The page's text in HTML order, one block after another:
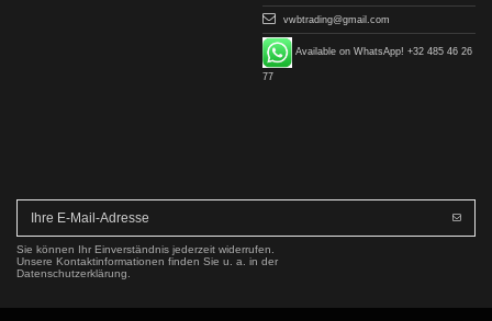
vwbtrading@gmail.com
Available on WhatsApp! +32 485 46 26
77
Sie können Ihr Einverständnis jederzeit widerrufen.
Unsere Kontaktinformationen finden Sie u. a. in der
Datenschutzerklärung.